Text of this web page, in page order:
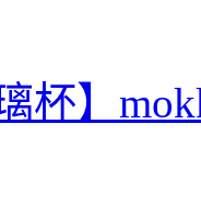
杯】